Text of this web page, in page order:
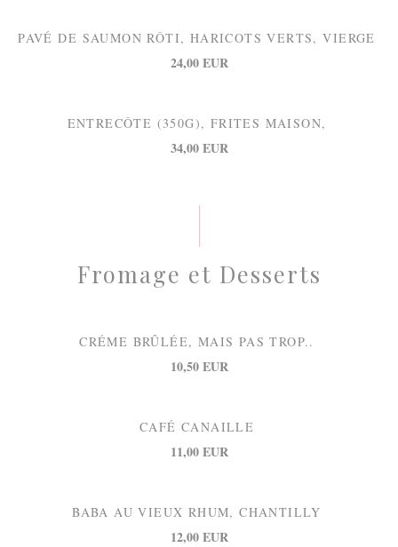
PAVÉ DE SAUMON RÔTI, HARICOTS VERTS, VIERGE
24,00 EUR
ENTRECÔTE (350G), FRITES MAISON,
34,00 EUR
Fromage et Desserts
CRÉME BRÛLÉE, MAIS PAS TROP..
10,50 EUR
CAFÉ CANAILLE
11,00 EUR
BABA AU VIEUX RHUM, CHANTILLY
12,00 EUR